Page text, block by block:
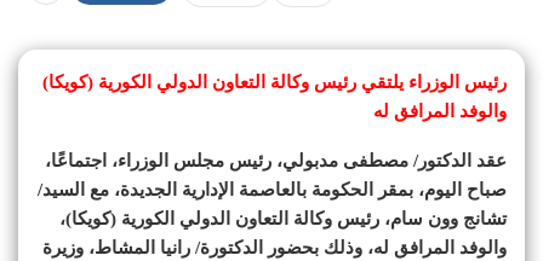
رئيس الوزراء يلتقي رئيس وكالة التعاون الدولي الكورية (كويكا)
والوفد المرافق له
عقد الدكتور/ مصطفى مدبولي، رئيس مجلس الوزراء، اجتماعًا،
صباح اليوم، بمقر الحكومة بالعاصمة الإدارية الجديدة، مع السيد/
تشانج وون سام، رئيس وكالة التعاون الدولي الكورية (كويكا)،
والوفد المرافق له، وذلك بحضور الدكتورة/ رانيا المشاط، وزيرة